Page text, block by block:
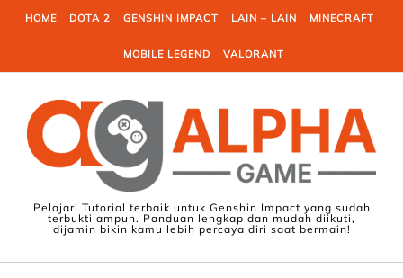
Skip to content
HOME DOTA 2 GENSHIN IMPACT LAIN – LAIN MINECRAFT
MOBILE LEGEND VALORANT
Pelajari Tutorial terbaik untuk Genshin Impact yang sudah
terbukti ampuh. Panduan lengkap dan mudah diikuti,
dijamin bikin kamu lebih percaya diri saat bermain!